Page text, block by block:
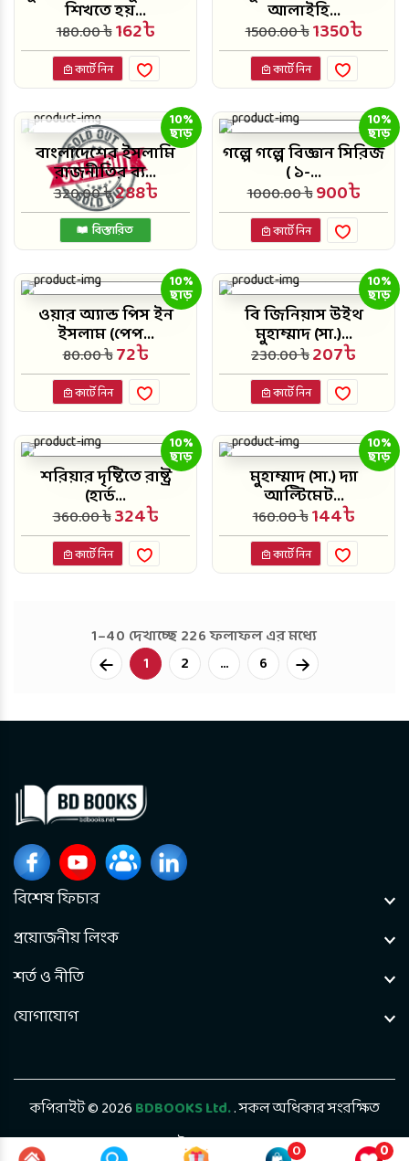
0 0
শিখতে হয়...
180.00 ৳162৳
কার্টে নিন
আলাইহি...
1500.00 ৳1350৳
কার্টে নিন
10%
ছাড়
বাংলাদেশের ইসলামি
রাজনীতির ব্য...
320.00 ৳288৳
বিস্তারিত
10%
ছাড়
গল্পে গল্পে বিজ্ঞান সিরিজ
( ১-...
1000.00 ৳900৳
কার্টে নিন
10%
ছাড়
ওয়ার অ্যান্ড পিস ইন
ইসলাম (পেপ...
80.00 ৳72৳
কার্টে নিন
10%
ছাড়
বি জিনিয়াস উইথ
মুহাম্মাদ (সা.)...
230.00 ৳207৳
কার্টে নিন
10%
ছাড়
শরিয়ার দৃষ্টিতে রাষ্ট্র
(হার্ড...
360.00 ৳324৳
কার্টে নিন
10%
ছাড়
মুহাম্মাদ (সা.) দ্যা
আল্টিমেট...
160.00 ৳144৳
কার্টে নিন
1–40 দেখাচ্ছে 226 ফলাফল এর মধ্যে
1
2 ... 6 Next
বিশেষ ফিচার
প্রয়োজনীয় লিংক
শর্ত ও নীতি
যোগাযোগ
কপিরাইট © 2026BDBOOKS Ltd.. সকল অধিকার সংরক্ষিত
ডেভেলপড বাইBintel Future Tech